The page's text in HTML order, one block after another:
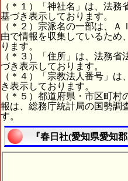
（＊１）「神社名」は、法
基づき表示しております。
（＊２）宗派名の一部は、
由で情報を収集しているため
ります。
（＊３）「住所」は、法務
づき表示しております。
（＊４）「宗教法人番号」
き表示しております。
（＊５）都道府県・市区町
報は、総務庁統計局の国勢調
す。
『春日社(愛知県愛知